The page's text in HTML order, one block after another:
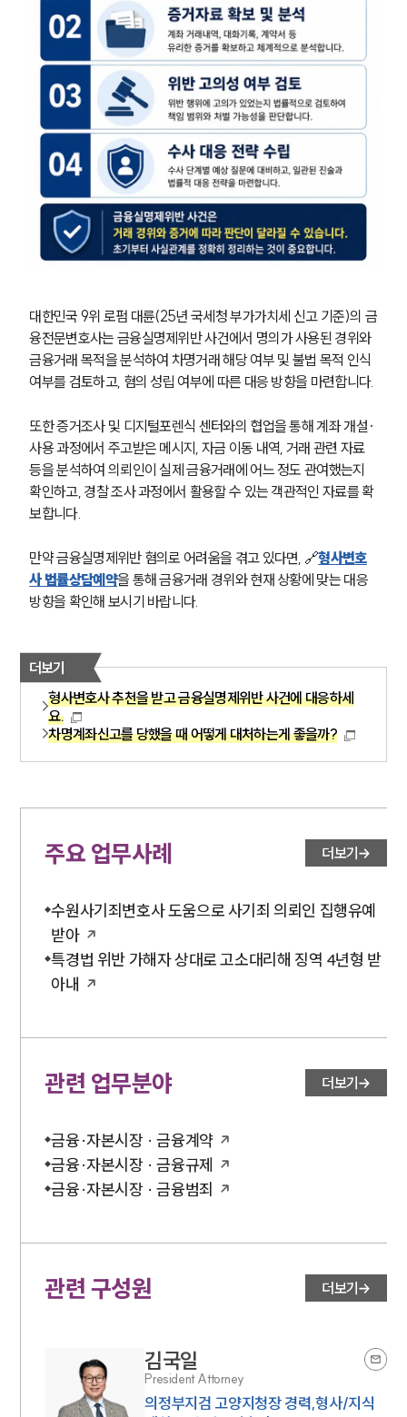
대한민국 9위 로펌 대륜(25년 국세청 부가가치세 신고 기준)의 금
융전문변호사는 금융실명제위반 사건에서 명의가 사용된 경위와
금융거래 목적을 분석하여 차명거래 해당 여부 및 불법 목적 인식
여부를 검토하고, 혐의 성립 여부에 따른 대응 방향을 마련합니다.
또한 증거조사 및 디지털포렌식 센터와의 협업을 통해 계좌 개설·
사용 과정에서 주고받은 메시지, 자금 이동 내역, 거래 관련 자료
등을 분석하여 의뢰인이 실제 금융거래에 어느 정도 관여했는지
확인하고, 경찰 조사 과정에서 활용할 수 있는 객관적인 자료를 확
보합니다.
만약 금융실명제위반 혐의로 어려움을 겪고 있다면, 🔗형사변호
사 법률상담예약을 통해 금융거래 경위와 현재 상황에 맞는 대응
방향을 확인해 보시기 바랍니다.
더보기
형사변호사 추천을 받고 금융실명제위반 사건에 대응하세
요.
차명계좌신고를 당했을 때 어떻게 대처하는게 좋을까?
주요 업무사례 더보기
수원사기죄변호사 도움으로 사기죄 의뢰인 집행유예
받아
특경법 위반 가해자 상대로 고소대리해 징역 4년형 받
아내
관련 업무분야 더보기
금융·자본시장 · 금융계약
금융·자본시장 · 금융규제
금융·자본시장 · 금융범죄
관련 구성원 더보기
김국일
President Attorney
의정부지검 고양지청장 경력,형사/지식